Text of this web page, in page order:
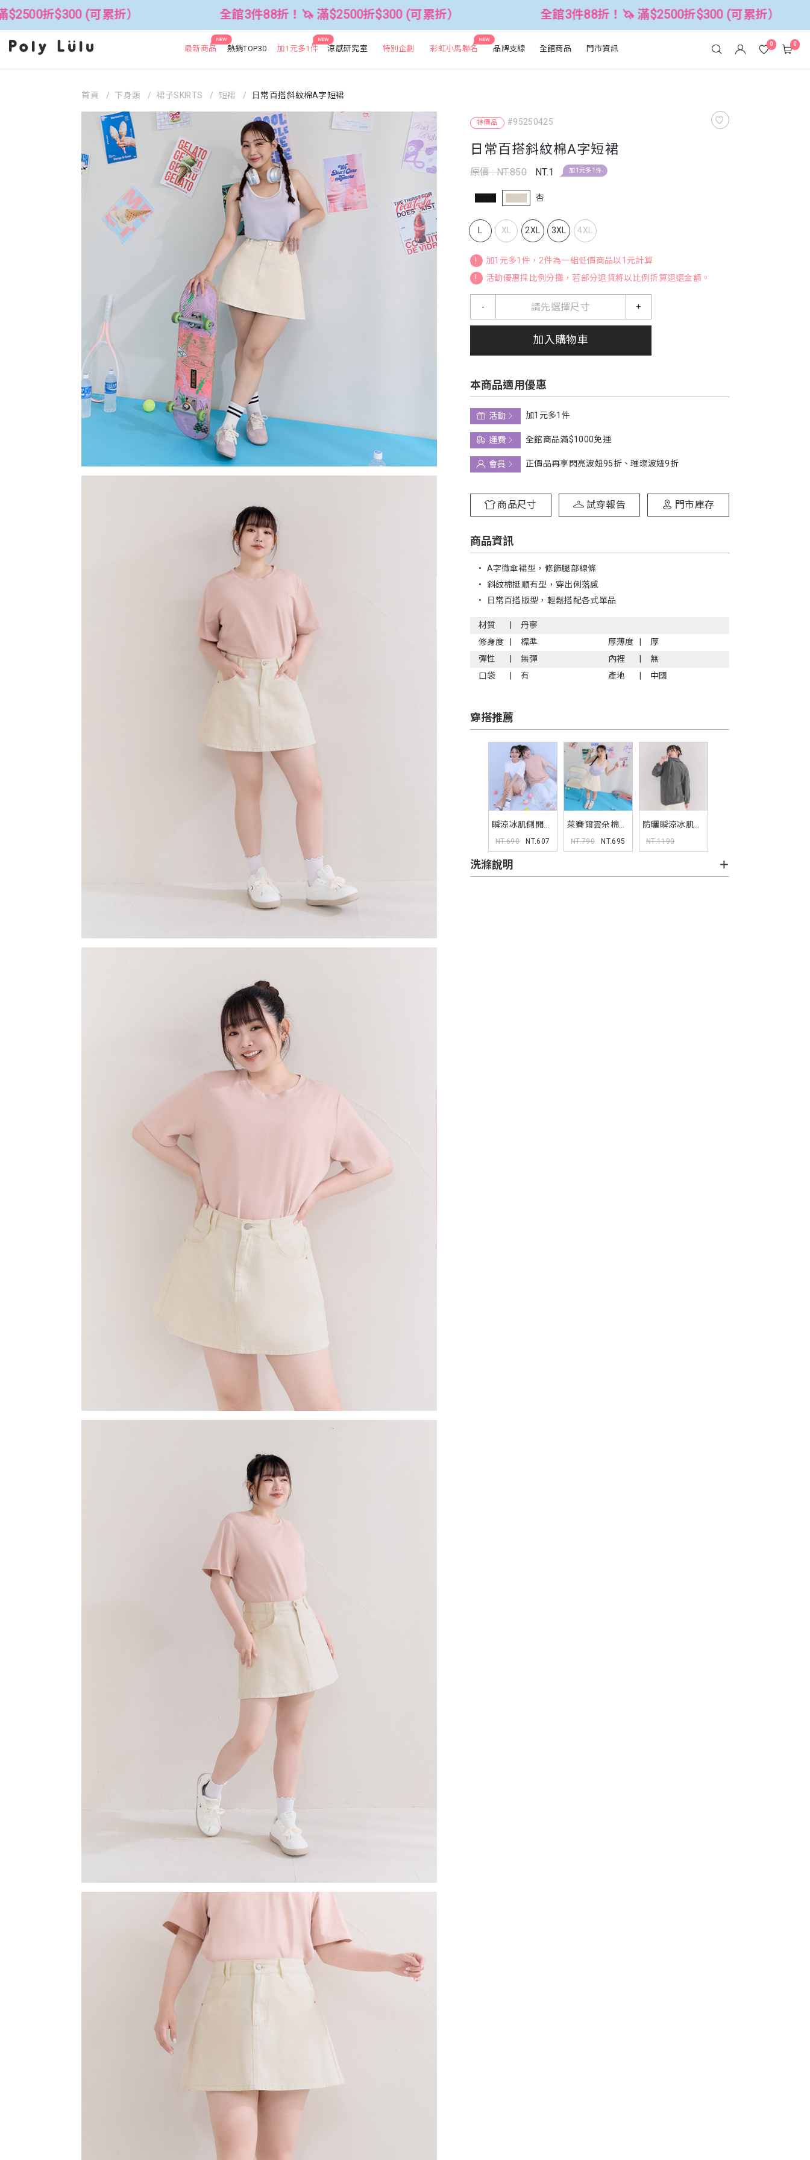
(可累折） 全館3件88折！🦄 滿$2500折$300 (可累折） 全館3件88折！🦄 滿$2500折$300 (可累折）
NEW
最新商品 熱銷TOP30
NEW
加1元多1件 涼感研究室 特別企劃
NEW
彩虹小馬聯名 品牌支線 全館商品 門市資訊 0 0
特價品 #95250425
日常百搭斜紋棉A字短裙
原價 : NT.850 NT.1 加1元多1件
杏
L XL 2XL 3XL 4XL
!
加1元多1件，2件為一組低價商品以1元計算
!
活動優惠採比例分攤，若部分退貨將以比例折算退還金額。
請先選擇尺寸
- +
加入購物車
本商品適用優惠
活動
加1元多1件
運費
全館商品滿$1000免運
會員
正價品再享閃亮波妞95折、璀璨波妞9折
商品尺寸 試穿報告 門市庫存
商品資訊
• A字微傘裙型，修飾腿部線條
• 斜紋棉挺順有型，穿出俐落感
• 日常百搭版型，輕鬆搭配各式單品
材質
丹寧
修身度
標準 厚薄度
厚
彈性
無彈 內裡
無
口袋
有 產地 中國
穿搭推薦
瞬涼冰肌側開衩
寬鬆TEE
NT.690 NT.607
萊賽爾雲朵棉撞
色Bra背心
Pobra
NT.790 NT.695
防曬瞬涼冰肌寬
鬆連帽外套
NT.1190
洗滌說明
首頁 下身類 裙子SKIRTS 短裙 日常百搭斜紋棉A字短裙